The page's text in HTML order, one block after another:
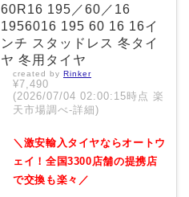
60R16 195／60／16
1956016 195 60 16 16イ
ンチ スタッドレス 冬タイ
ヤ 冬用タイヤ
created by Rinker
¥7,490
(2026/07/04 02:00:15時点 楽
天市場調べ-詳細)
＼激安輸入タイヤならオートウ
ェイ！全国3300店舗の提携店
で交換も楽々／